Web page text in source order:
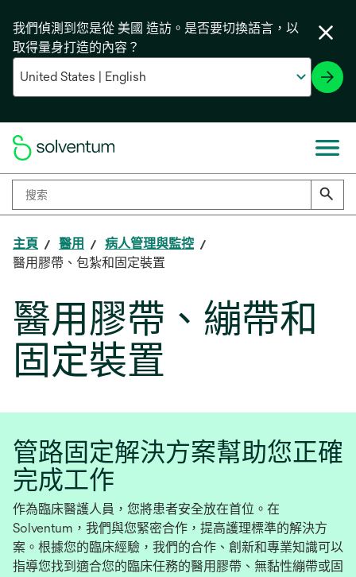
我們偵測到您是從 美國 造訪。是否要切換語言，以
取得量身打造的內容？
主頁 醫用
病人管理與監控
醫用膠帶、包紮和固定裝置
醫用膠帶、繃帶和
固定裝置
管路固定解決方案幫助您正確
完成工作
作為臨床醫護人員，您將患者安全放在首位。在
Solventum，我們與您緊密合作，提高護理標準的解決方
案。根據您的臨床經驗，我們的合作、創新和專業知識可以
指導您找到適合您的臨床任務的醫用膠帶、無黏性繃帶或固